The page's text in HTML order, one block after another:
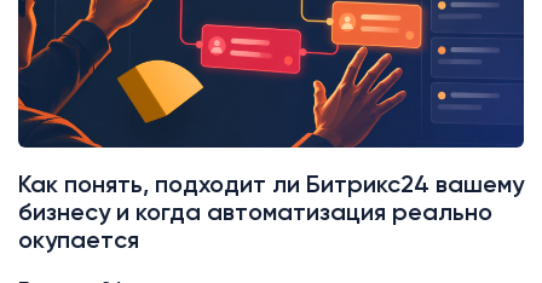
Как понять, подходит ли Битрикс24 вашему
бизнесу и когда автоматизация реально
окупается